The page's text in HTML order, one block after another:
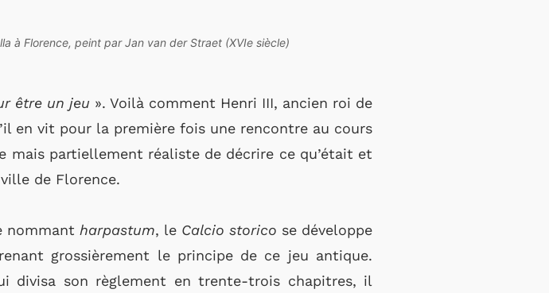
à Florence, peint par Jan van der Straet (XVIe siècle)
être un jeu ». Voilà comment Henri III, ancien roi de
en vit pour la première fois une rencontre au cours
mais partiellement réaliste de décrire ce qu’était et
de Florence.
nommant harpastum, le Calcio storico se développe
grossièrement le principe de ce jeu antique.
divisa son règlement en trente-trois chapitres, il